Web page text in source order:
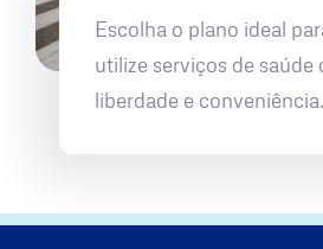
Escolha o plano ideal
utilize serviços de saúde
liberdade e conveniência.